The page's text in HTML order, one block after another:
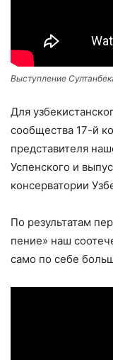
Выступление
Для
сообщества 17-й
представителя
Успенского и
консерватории
По результатам
пение» наш
само по себе